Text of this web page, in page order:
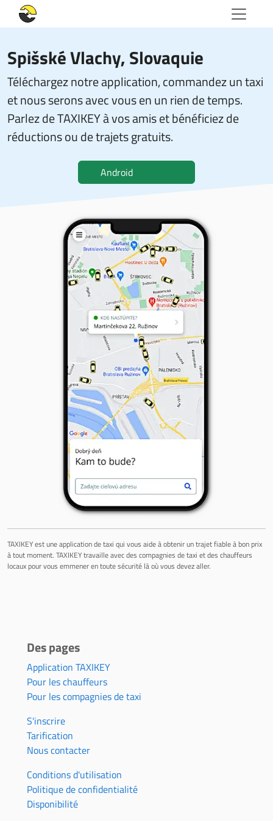
Spišské Vlachy, Slovaquie
Téléchargez notre application, commandez un taxi
et nous serons avec vous en un rien de temps.
Parlez de TAXIKEY à vos amis et bénéficiez de
réductions ou de trajets gratuits.
Android
TAXIKEY est une application de taxi qui vous aide à obtenir un trajet fiable à bon prix
à tout moment. TAXIKEY travaille avec des compagnies de taxi et des chauffeurs
locaux pour vous emmener en toute sécurité là où vous devez aller.
Des pages
Application TAXIKEY
Pour les chauffeurs
Pour les compagnies de taxi
S'inscrire
Tarification
Nous contacter
Conditions d'utilisation
Politique de confidentialité
Disponibilité